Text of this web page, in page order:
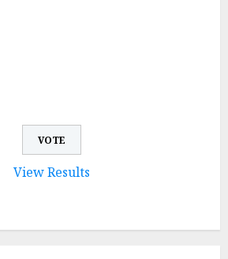
View Results